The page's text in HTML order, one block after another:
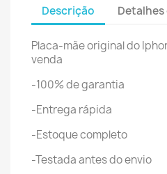
Descrição
Placa-mãe original do
venda
-100% de garantia
-Entrega rápida
-Estoque completo
-Testada antes do envio